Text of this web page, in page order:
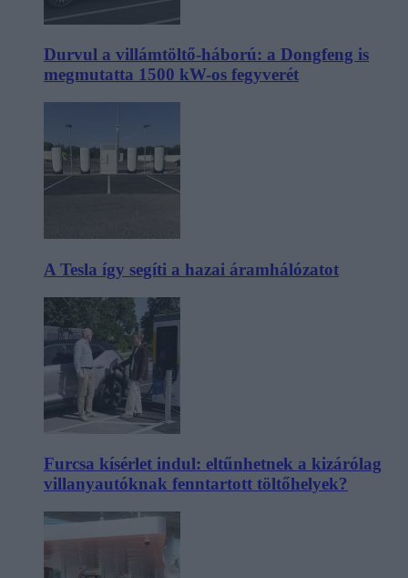
Durvul a villámtöltő-háború: a Dongfeng is
megmutatta 1500 kW-os fegyverét
A Tesla így segíti a hazai áramhálózatot
Furcsa kísérlet indul: eltűnhetnek a kizárólag
villanyautóknak fenntartott töltőhelyek?